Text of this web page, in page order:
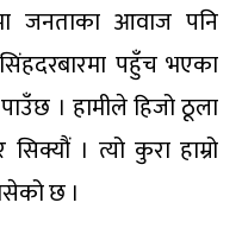
जनताका आवाज पनि
पहुँच भएका
। हामीले हिजो ठूला
। त्यो कुरा हाम्रो
छ ।